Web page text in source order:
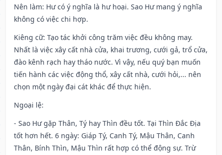
Nên làm: Hư có ý nghĩa là hư hoại. Sao Hư mang ý nghĩa
không có việc chi hợp.
Kiêng cữ: Tạo tác khởi công trăm việc đều không may.
Nhất là việc xây cất nhà cửa, khai trương, cưới gả, trổ cửa,
đào kênh rạch hay tháo nước. Vì vậy, nếu quý bạn muốn
tiến hành các việc động thổ, xây cất nhà, cưới hỏi,... nên
chọn một ngày đại cát khác để thực hiện.
Ngoại lệ:
- Sao Hư gặp Thân, Tý hay Thìn đều tốt. Tại Thìn Đắc Địa
tốt hơn hết. 6 ngày: Giáp Tý, Canh Tý, Mậu Thân, Canh
Thân, Bính Thìn, Mậu Thìn rất hợp có thể động sự. Trừ